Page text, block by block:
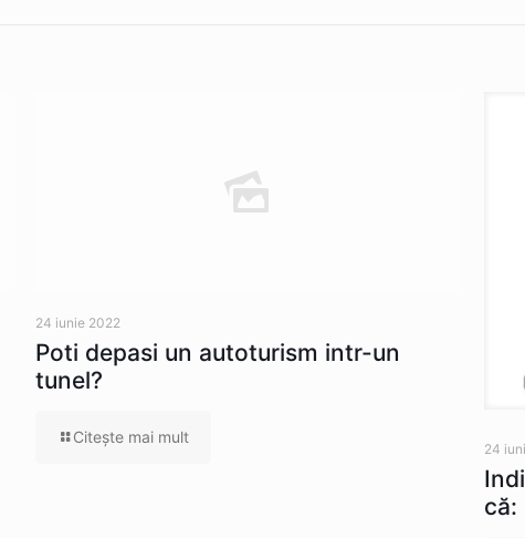
24 iunie 2022
Poti depasi un autoturism intr-un
tunel?
Citeşte mai mult
24
că: